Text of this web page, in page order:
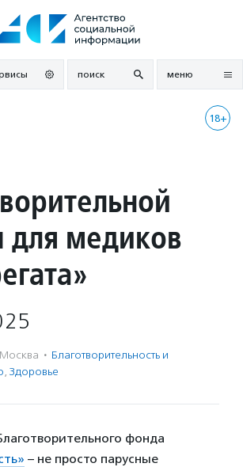
поиск меню
18+
для медиков
Москва · Благотвори­тель­ность и
, Здоровье
фонда
– не просто парусные